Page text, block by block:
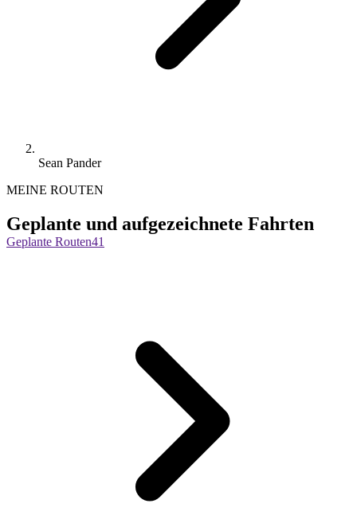
Sean Pander
MEINE ROUTEN
Geplante und aufgezeichnete Fahrten
Geplante Routen41